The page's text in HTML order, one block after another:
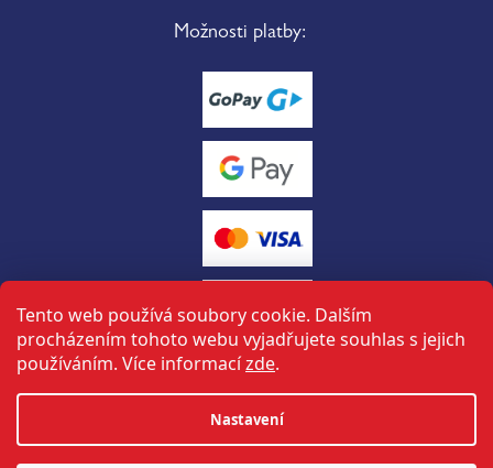
Tento web používá soubory cookie. Dalším
procházením tohoto webu vyjadřujete souhlas s jejich
používáním. Více informacízde.
Nastavení
Možnosti platby:
Vytvořil Shoptet
tuto stránku vytvořil a spravuje ON-BOARD